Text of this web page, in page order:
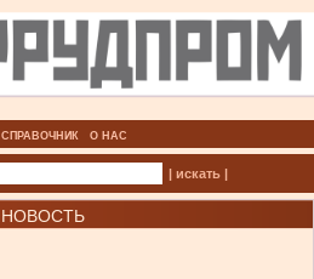
СПРАВОЧНИК О НАС
| искать |
НОВОСТЬ